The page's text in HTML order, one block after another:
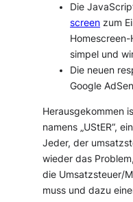
Die
screen zum
simpel und
Die neuen
Google
Herausgekommen
namens „UStER“,
Jeder, der
wieder das
die Umsatzsteuer/
muss und dazu